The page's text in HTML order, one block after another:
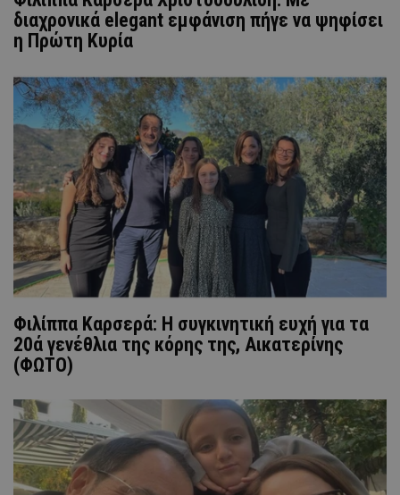
διαχρονικά elegant εμφάνιση πήγε να ψηφίσει
η Πρώτη Κυρία
Φιλίππα Καρσερά: Η συγκινητική ευχή για τα
20ά γενέθλια της κόρης της, Αικατερίνης
(ΦΩΤΟ)